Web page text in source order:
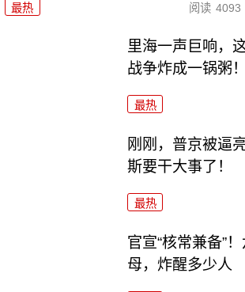
最热 阅读 4093
里海一声巨响，
战争炸成一锅粥！
最热
刚刚，普京被逼
斯要干大事了！
最热
官宣“核常兼备”
母，炸醒多少人